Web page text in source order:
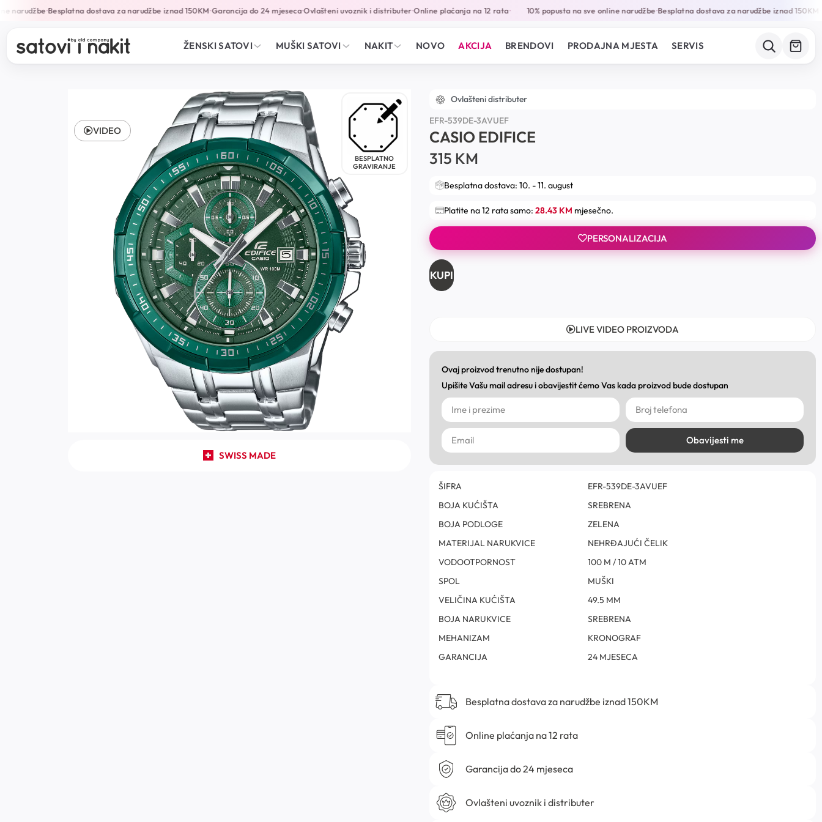
narudžbe•Besplatna dostava za narudžbe iznad 150KM•Garancija do 24 mjeseca•Ovlašteni uvoznik i distributer•Online plaćanja na 12 rata• 10% popusta na sve online narudžbe•Besplatna dostava za narudžbe iznad 150KM•
ŽENSKI SATOVI MUŠKI SATOVI NAKIT NOVO AKCIJA BRENDOVI PRODAJNA MJESTA SERVIS
BESPLATNO
GRAVIRANJE
SWISS MADE
VIDEO
Ovlašteni distributer
EFR-539DE-3AVUEF
CASIO EDIFICE
315 KM
Besplatna dostava: 10. - 11. august
Platite na 12 rata samo: 28.43 KM mjesečno.
PERSONALIZACIJA
KUPI
LIVE VIDEO PROIZVODA
Ovaj proizvod trenutno nije dostupan!
Upišite Vašu mail adresu i obavijestit ćemo Vas kada proizvod bude dostupan
Obavijesti me
ŠIFRA
EFR-539DE-3AVUEF
BOJA KUĆIŠTA
SREBRENA
BOJA PODLOGE
ZELENA
MATERIJAL NARUKVICE
NEHRĐAJUĆI ČELIK
VODOOTPORNOST
100 M / 10 ATM
SPOL
MUŠKI
VELIČINA KUĆIŠTA
49.5 MM
BOJA NARUKVICE
SREBRENA
MEHANIZAM
KRONOGRAF
GARANCIJA
24 MJESECA
Besplatna dostava za narudžbe iznad 150KM
Online plaćanja na 12 rata
Garancija do 24 mjeseca
Ovlašteni uvoznik i distributer